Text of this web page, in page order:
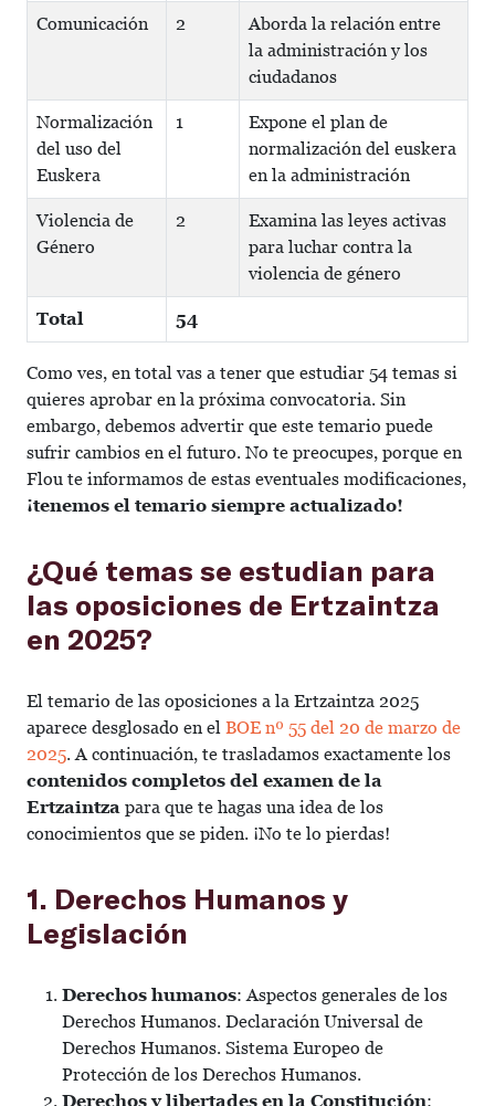
Comunicación 2
Aborda la relación entre
la administración y los
ciudadanos
Normalización
del uso del
Euskera
1
Expone el plan de
normalización del euskera
en la administración
Violencia de
Género
2
Examina las leyes activas
para luchar contra la
violencia de género
Total 54
Como ves, en total vas a tener que estudiar 54 temas si
quieres aprobar en la próxima convocatoria. Sin
embargo, debemos advertir que este temario puede
sufrir cambios en el futuro. No te preocupes, porque en
Flou te informamos de estas eventuales modificaciones,
¡tenemos el temario siempre actualizado!
¿Qué temas se estudian para
las oposiciones de Ertzaintza
en 2025?
El temario de las oposiciones a la Ertzaintza 2025
aparece desglosado en el BOE nº 55 del 20 de marzo de
2025. A continuación, te trasladamos exactamente los
contenidos completos del examen de la
Ertzaintza para que te hagas una idea de los
conocimientos que se piden. ¡No te lo pierdas!
1. Derechos Humanos y
Legislación
Derechos humanos: Aspectos generales de los
Derechos Humanos. Declaración Universal de
Derechos Humanos. Sistema Europeo de
Protección de los Derechos Humanos.
Derechos y libertades en la Constitución: